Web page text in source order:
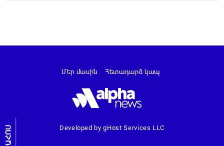
ԼՐԱՀՈՍ Developed by gHost Services LLC
Մեր մասին Հետադարձ կապ